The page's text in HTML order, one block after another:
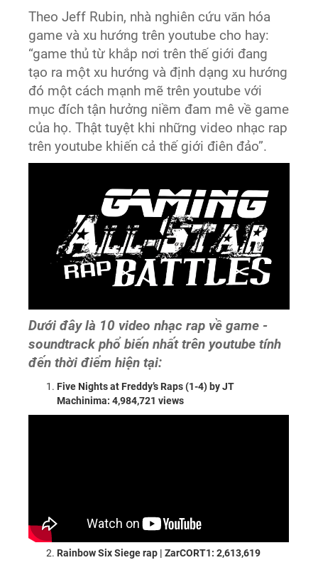
Theo Jeff Rubin, nhà nghiên cứu văn hóa
game và xu hướng trên youtube cho hay:
“game thủ từ khắp nơi trên thế giới đang
tạo ra một xu hướng và định dạng xu hướng
đó một cách mạnh mẽ trên youtube với
mục đích tận hưởng niềm đam mê về game
của họ. Thật tuyệt khi những video nhạc rap
trên youtube khiến cả thế giới điên đảo”.
Dưới đây là 10 video nhạc rap về game -
soundtrack phổ biến nhất trên youtube tính
đến thời điểm hiện tại:
Five Nights at Freddy’s Raps (1-4) by JT
Machinima: 4,984,721 views
Rainbow Six Siege rap | ZarCORT1: 2,613,619